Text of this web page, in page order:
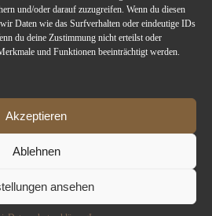
und/oder darauf zuzugreifen. Wenn du diesen
Daten wie das Surfverhalten oder eindeutige IDs
du deine Zustimmung nicht erteilst oder
und Funktionen beeinträchtigt werden.
Akzeptieren
Ablehnen
ansehen
AIRSOFT-DRESDEN | All Rights